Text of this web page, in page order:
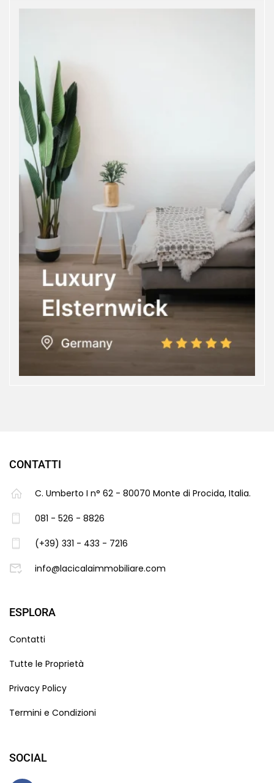
CONTATTI
C. Umberto I n° 62 - 80070 Monte di Procida, Italia.
081 - 526 - 8826
(+39) 331 - 433 - 7216
info@lacicalaimmobiliare.com
ESPLORA
Contatti
Tutte le Proprietà
Privacy Policy
Termini e Condizioni
SOCIAL